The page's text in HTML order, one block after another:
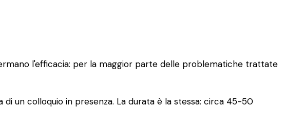
l'efficacia: per la maggior parte delle problematiche trattate
un colloquio in presenza. La durata è la stessa: circa 45-50